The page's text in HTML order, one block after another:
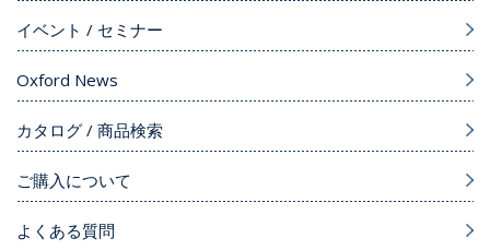
イベント / セミナー
Oxford News
カタログ / 商品検索
ご購入について
よくある質問